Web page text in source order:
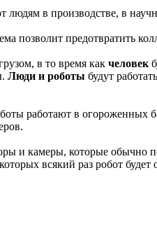
в производстве, в
позволит предотвратить
в то время как человек
Люди и роботы будут
работают в огороженных
и камеры, которые обычно
всякий раз робот будет